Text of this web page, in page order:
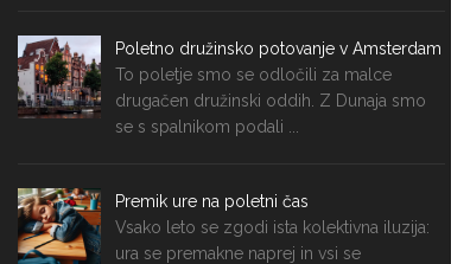
Poletno družinsko potovanje v Amsterdam
To poletje smo se odločili za malce
drugačen družinski oddih. Z Dunaja smo
se s spalnikom podali ...
Premik ure na poletni čas
Vsako leto se zgodi ista kolektivna iluzija:
ura se premakne naprej in vsi se